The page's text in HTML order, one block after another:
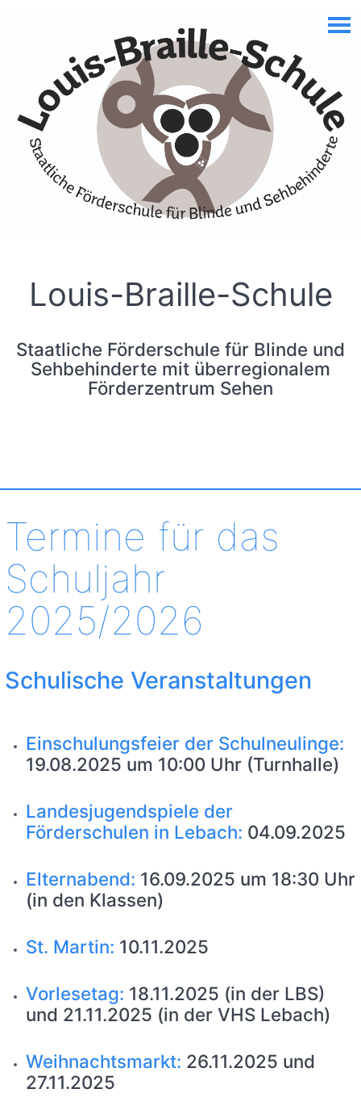
Louis-Braille-Schule
Staatliche Förderschule für Blinde und
Sehbehinderte mit überregionalem
Förderzentrum Sehen
Termine für das
Schuljahr
2025/2026
Schulische Veranstaltungen
Einschulungsfeier der Schulneulinge:
19.08.2025 um 10:00 Uhr (Turnhalle)
Landesjugendspiele der
Förderschulen in Lebach: 04.09.2025
Elternabend: 16.09.2025 um 18:30 Uhr
(in den Klassen)
St. Martin: 10.11.2025
Vorlesetag: 18.11.2025 (in der LBS)
und 21.11.2025 (in der VHS Lebach)
Weihnachtsmarkt: 26.11.2025 und
27.11.2025